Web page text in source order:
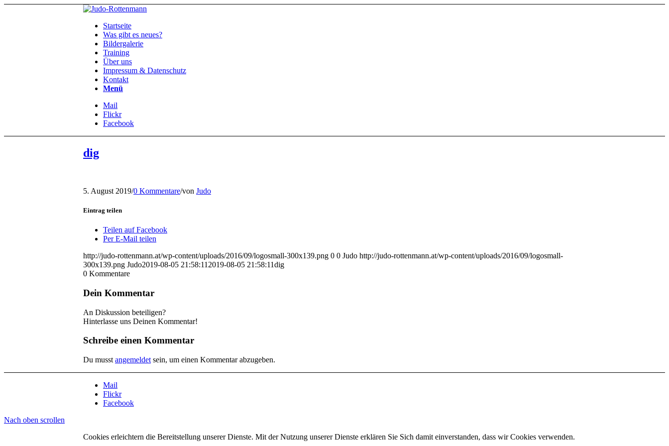
Startseite
Was gibt es neues?
Bildergalerie
Training
Über uns
Impressum & Datenschutz
Kontakt
Menü
Mail
Flickr
Facebook
dig
5. August 2019/0 Kommentare/von Judo
Eintrag teilen
Teilen auf Facebook
Per E-Mail teilen
http://judo-rottenmann.at/wp-content/uploads/2016/09/logosmall-300x139.png 0 0 Judo http://judo-rottenmann.at/wp-content/uploads/2016/09/logosmall-
300x139.png Judo2019-08-05 21:58:11 2019-08-05 21:58:11dig
0 Kommentare
Dein Kommentar
An Diskussion beteiligen?
Hinterlasse uns Deinen Kommentar!
Schreibe einen Kommentar
Du musst angemeldet sein, um einen Kommentar abzugeben.
Mail
Flickr
Facebook
Nach oben scrollen
Cookies erleichtern die Bereitstellung unserer Dienste. Mit der Nutzung unserer Dienste erklären Sie Sich damit einverstanden, dass wir Cookies verwenden.